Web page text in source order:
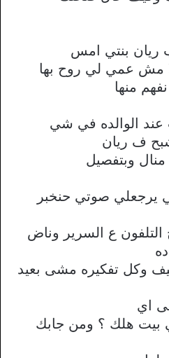
بنتي امس
مش عمي لي روح بها
منها
عند الوالده في شي
ف ريان
وبتفصيل
يرجعلي صوتي حنخبر
ع السرير وناض
وكل تفكيره مشى بعيد
اي
بيت هلك ؟ ومن جابك